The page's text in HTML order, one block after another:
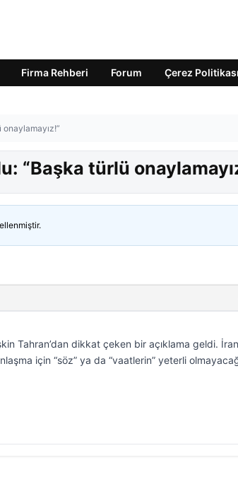
Firma Rehberi Forum Çerez Politikası
onaylamayız!”
“Başka türlü
Tahran’dan dikkat çeken bir açıklama geldi. İran
için “söz” ya da “vaatlerin” yeterli